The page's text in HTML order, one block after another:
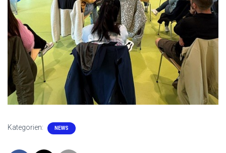
Kategorien: NEWS